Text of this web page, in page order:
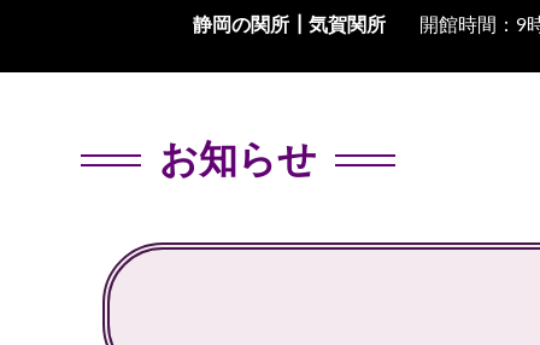
静岡の関所┃ 気賀関所 開館時間：9
お知らせ